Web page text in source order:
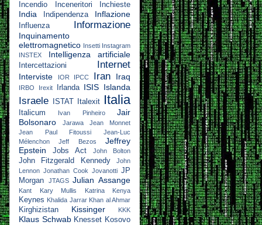
Incendio Inceneritori Inchieste
India Indipendenza Inflazione
Influenza Informazione
Inquinamento
elettromagnetico Insetti Instagram
INSTEX
Intelligenza artificiale
Intercettazioni Internet
Interviste IOR IPCC Iran Iraq
IRBO Irexit Irlanda ISIS Islanda
Israele ISTAT Italexit Italia
Italicum Ivan Pinheiro
Jair
Bolsonaro
Jarawa
Jean Monnet
Jean Paul Fitoussi
Jean-Luc
Mélenchon
Jeff Bezos
Jeffrey
Epstein
Jobs Act John Bolton
John Fitzgerald Kennedy
John
Lennon Jonathan Cook Jovanotti JP
Morgan
JTAGS Julian Assange
Kant Kary Mullis Katrina Kenya
Keynes Khalida Jarrar Khan al Ahmar
Kirghizistan Kissinger KKK
Klaus Schwab Knesset Kosovo